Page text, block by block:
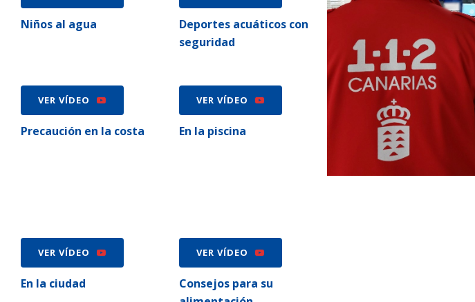
Niños al agua
Deportes acuáticos con
seguridad
VER VÍDEO
Precaución en la costa
VER VÍDEO
En la piscina
VER VÍDEO
En la ciudad
VER VÍDEO
Consejos para su